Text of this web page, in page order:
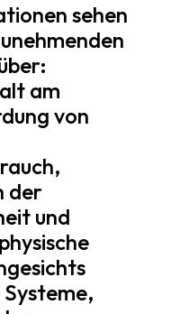
sehen
am
von
der
und